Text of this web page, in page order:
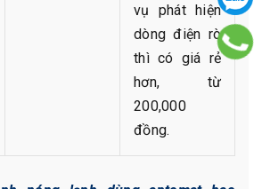
vụ phát hiện
dòng điện rò
thì có giá rẻ
hơn, từ
200,000
đồng.